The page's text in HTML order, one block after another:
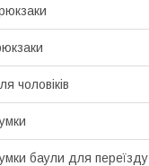
чоловіків
баули для переїзду